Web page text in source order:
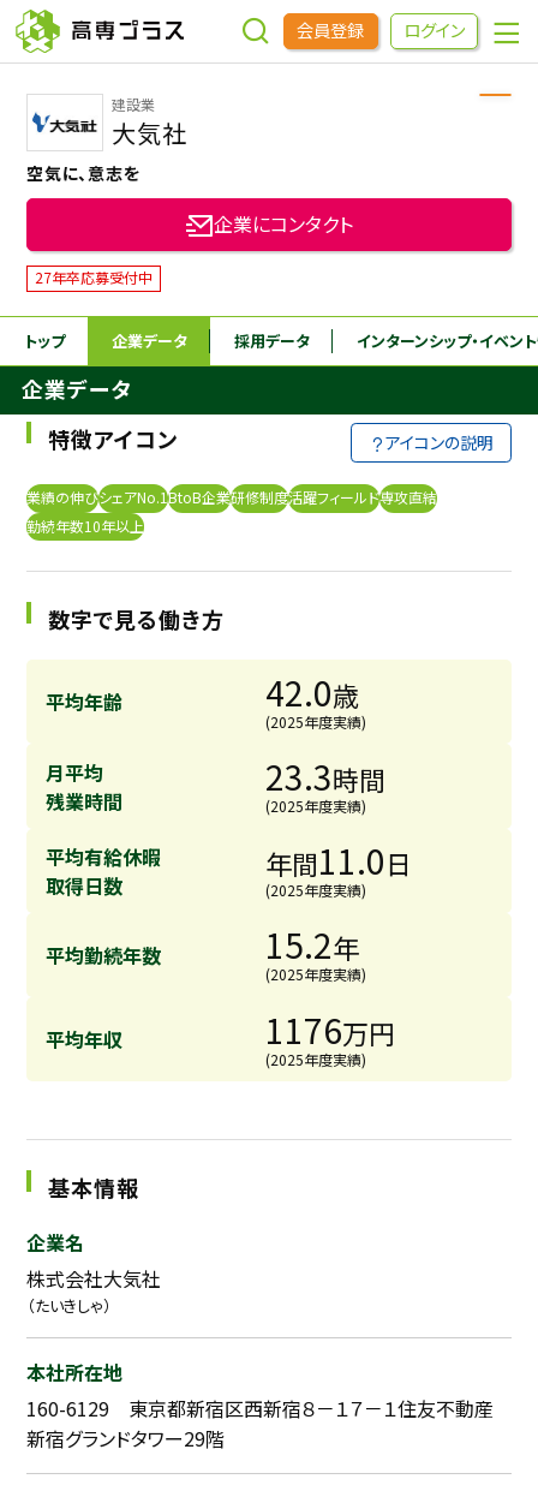
会員登録 ログイン
企業をさがす
進学先をさがす
インターンシップ・イベントをさがす
高専OBOGをさがす
高専プラスセミナー
高専生コミュニティ
めもらす
採用継続中の企業特集
建設業
大気社
空気に、意志を
企業にコンタクト
27年卒応募受付中
トップ 企業データ 採用データ インターンシップ・イベン
企業データ
特徴アイコン
アイコンの説明
業績の伸びシェアNo.1BtoB企業研修制度活躍フィールド専攻直結
勤続年数10年以上
数字で見る働き方
平均年齢 42.0歳
(2025年度実績)
月平均
残業時間
23.3時間
(2025年度実績)
平均有給休暇
取得日数
年間11.0日
(2025年度実績)
平均勤続年数 15.2年
(2025年度実績)
平均年収 1176万円
(2025年度実績)
基本情報
企業名
株式会社大気社
（たいきしゃ）
本社所在地
160-6129 東京都新宿区西新宿８－１７－１住友不動産
新宿グランドタワー29階